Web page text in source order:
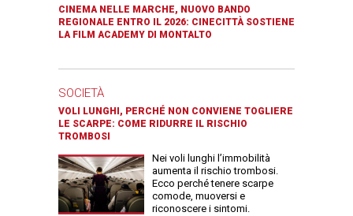
CINEMA NELLE MARCHE, NUOVO BANDO
REGIONALE ENTRO IL 2026: CINECITTÀ SOSTIENE
LA FILM ACADEMY DI MONTALTO
SOCIETÀ
VOLI LUNGHI, PERCHÉ NON CONVIENE TOGLIERE
LE SCARPE: COME RIDURRE IL RISCHIO
TROMBOSI
Nei voli lunghi l’immobilità
aumenta il rischio trombosi.
Ecco perché tenere scarpe
comode, muoversi e
riconoscere i sintomi.